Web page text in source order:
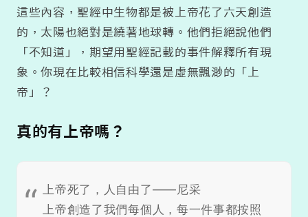
這些內容，聖經中生物都是被上帝花了六天創造
的，太陽也絕對是繞著地球轉。他們拒絕說他們
「不知道」，期望用聖經記載的事件解釋所有現
象。你現在比較相信科學還是虛無飄渺的「上
帝」？
真的有上帝嗎？
上帝死了，人自由了——尼采
上帝創造了我們每個人，每一件事都按照